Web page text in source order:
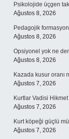
Psikolojide üçgen
Ağustos 8, 2026
Pedagojik
Ağustos 8, 2026
Opsiyonel yok ne
Ağustos 8, 2026
Kazada kusur oranı
Ağustos 7, 2026
Kurtlar Vadisi
Ağustos 7, 2026
Kurt köpeği güçlü
Ağustos 7, 2026